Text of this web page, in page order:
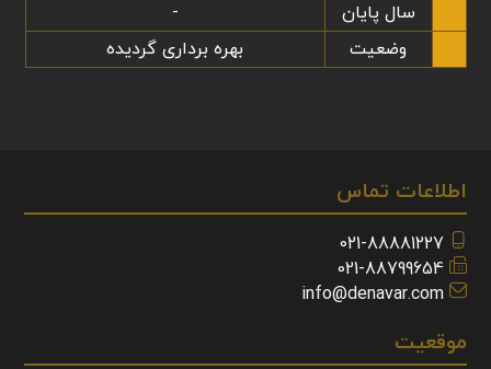
سال پایان
-
وضعیت
بهره برداری گردیده
اطلاعات تماس
021-88881227
021-88799654
info@denavar.com
موقعیت